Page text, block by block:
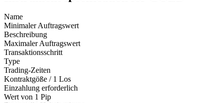
Name
Minimaler Auftragswert
Beschreibung
Maximaler Auftragswert
Transaktionsschritt
Type
Trading-Zeiten
Kontraktgöße / 1 Los
Einzahlung erforderlich
Wert von 1 Pip